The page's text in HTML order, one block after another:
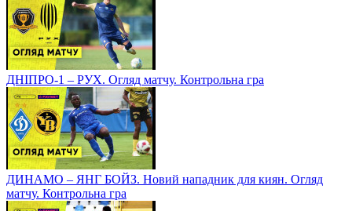
ДНІПРО-1 – РУХ. Огляд матчу. Контрольна гра
ДИНАМО – ЯНГ БОЙЗ. Новий нападник для киян. Огляд
матчу. Контрольна гра